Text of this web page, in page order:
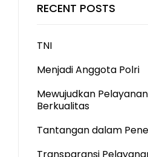
RECENT POSTS
TNI
Menjadi Anggota Polri
Mewujudkan
Berkualitas
Tantangan dalam